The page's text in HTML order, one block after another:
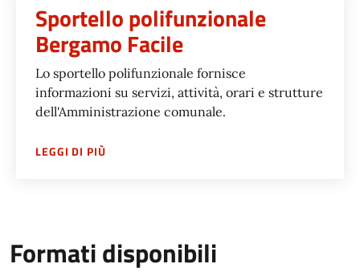
Sportello polifunzionale
Bergamo Facile
Lo sportello polifunzionale fornisce
informazioni su servizi, attività, orari e strutture
dell'Amministrazione comunale.
LEGGI DI PIÙSU
Formati disponibili